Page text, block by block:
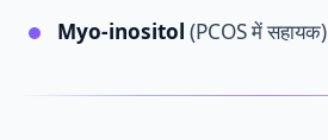
Myo-inositol (PCOS में सहायक)